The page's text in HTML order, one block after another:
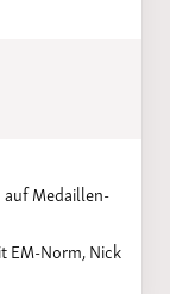
Medaillen-
EM-Norm, Nick